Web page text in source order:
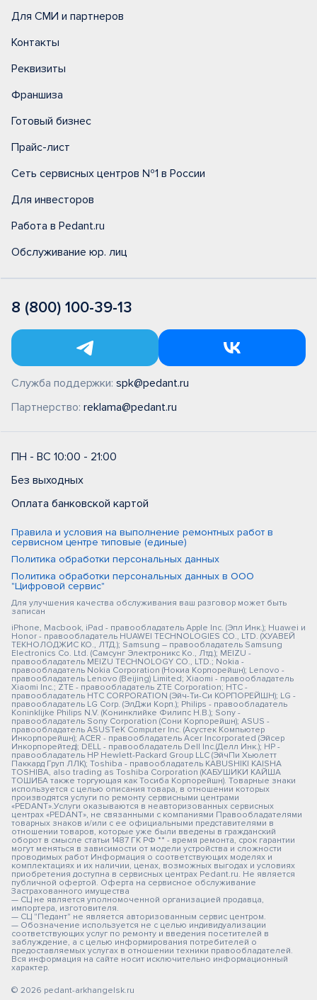
Для СМИ и партнеров
Контакты
Реквизиты
Франшиза
Готовый бизнес
Прайс-лист
Сеть сервисных центров №1 в России
Для инвесторов
Работа в Pedant.ru
Обслуживание юр. лиц
8 (800) 100-39-13
Служба поддержки: spk@pedant.ru
Партнерство: reklama@pedant.ru
ПН - ВС 10:00 - 21:00
Без выходных
Оплата банковской картой
Правила и условия на выполнение ремонтных работ в
сервисном центре типовые (единые)
Политика обработки персональных данных
Политика обработки персональных данных в ООО
"Цифровой сервис"
Для улучшения качества обслуживания ваш разговор может быть
записан
iPhone, Macbook, iPad - правообладатель Apple Inc. (Эпл Инк.); Huawei и
Honor - правообладатель HUAWEI TECHNOLOGIES CO., LTD. (ХУАВЕЙ
ТЕКНОЛОДЖИС КО., ЛТД.); Samsung – правообладатель Samsung
Electronics Co. Ltd. (Самсунг Электроникс Ко., Лтд.); MEIZU -
правообладатель MEIZU TECHNOLOGY CO., LTD.; Nokia -
правообладатель Nokia Corporation (Нокиа Корпорейшн); Lenovo -
правообладатель Lenovo (Beijing) Limited; Xiaomi - правообладатель
Xiaomi Inc.; ZTE - правообладатель ZTE Corporation; HTC -
правообладатель HTC CORPORATION (Эйч-Ти-Си КОРПОРЕЙШН); LG -
правообладатель LG Corp. (ЭлДжи Корп.); Philips - правообладатель
Koninklijke Philips N.V. (Конинклийке Филипс Н.В.); Sony -
правообладатель Sony Corporation (Сони Корпорейшн); ASUS -
правообладатель ASUSTeK Computer Inc. (Асустек Компьютер
Инкорпорейшн); ACER - правообладатель Acer Incorporated (Эйсер
Инкорпорейтед); DELL - правообладатель Dell Inc.(Делл Инк.); HP -
правообладатель HP Hewlett-Packard Group LLC (ЭйчПи Хьюлетт
Паккард Груп ЛЛК); Toshiba - правообладатель KABUSHIKI KAISHA
TOSHIBA, also trading as Toshiba Corporation (КАБУШИКИ КАЙША
ТОШИБА также торгующая как Тосиба Корпорейшн). Товарные знаки
используется с целью описания товара, в отношении которых
производятся услуги по ремонту сервисными центрами
«PEDANT».Услуги оказываются в неавторизованных сервисных
центрах «PEDANT», не связанными с компаниями Правообладателями
товарных знаков и/или с ее официальными представителями в
отношении товаров, которые уже были введены в гражданский
оборот в смысле статьи 1487 ГК РФ ** - время ремонта, срок гарантии
могут меняться в зависимости от модели устройства и сложности
проводимых работ Информация о соответствующих моделях и
комплектациях и их наличии, ценах, возможных выгодах и условиях
приобретения доступна в сервисных центрах Pedant.ru. Не является
публичной офертой. Оферта на сервисное обслуживание
Застрахованного имущества
— СЦ не является уполномоченной организацией продавца,
импортера, изготовителя.
— СЦ "Педант" не является авторизованным сервис центром.
— Обозначение используется не с целью индивидуализации
соответствующих услуг по ремонту и введения посетителей в
заблуждение, а с целью информирования потребителей о
предоставляемых услугах в отношении техники правообладателей.
Вся информация на сайте носит исключительно информационный
характер.
© 2026 pedant-arkhangelsk.ru